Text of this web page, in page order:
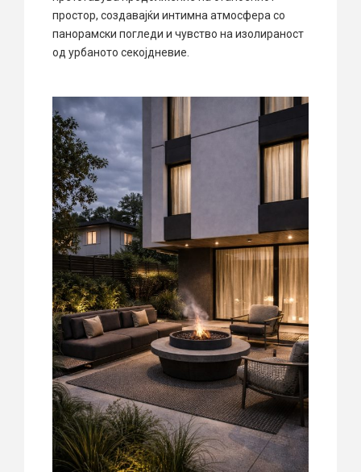
простор, создавајќи интимна атмосфера со
панорамски погледи и чувство на изолираност
од урбаното секојдневие.